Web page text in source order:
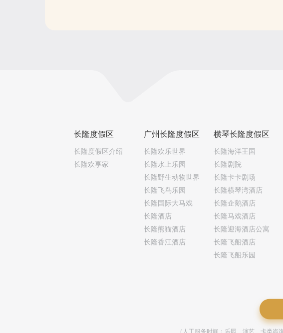
长隆度假区
长隆度假区介绍
长隆欢享家
广州长隆度假区
长隆欢乐世界
长隆水上乐园
长隆野生动物世界
长隆飞鸟乐园
长隆国际大马戏
长隆酒店
长隆熊猫酒店
长隆香江酒店
横琴长隆度假区
长隆海洋王国
长隆剧院
长隆卡卡剧场
长隆横琴湾酒店
长隆企鹅酒店
长隆马戏酒店
长隆迎海酒店公寓
长隆飞船酒店
长隆飞船乐园
（人工服务时间：乐园、演艺、卡类